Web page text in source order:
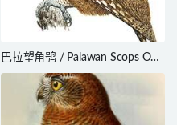
巴拉望角鸮 / Palawan Scops Owl
/ Otus fuliginosus